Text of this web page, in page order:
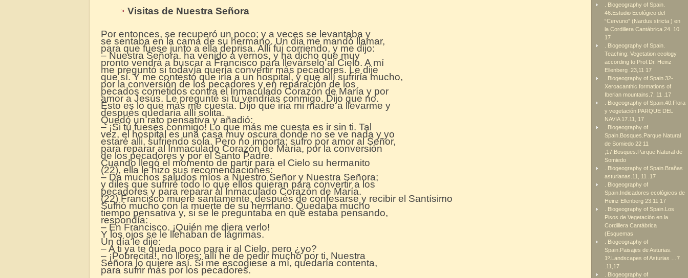
Visitas de Nuestra Señora
Por entonces, se recuperó un poco; y a veces se levantaba y
se sentaba en la cama de su hermano. Un dia me mandó llamar,
para que fuese junto a ella deprisa. Allí fui corriendo, y me dijo:
– Nuestra Señora. ha venido a vernos, y ha dicho que muy
pronto vendrá a buscar a Francisco para llevárselo al Cielo. A mí
me preguntó si todavía quería convertir más pecadores. Le dije
que sí. Y me contestó que iría a un hospital, y que allí sufriría mucho,
por la conversión de los pecadores y en reparación de los
pecados cometidos contra el Inmaculado Corazón de María y por
amor a Jesús. Le pregunté si tú vendrías conmigo. Dijo que no.
Esto es lo que más me cuesta. Dijo que iría mi madre a llevarme y
después quedaría allí solita.
Quedó un rato pensativa y añadió:
– ¡Si tú fueses conmigo! Lo que más me cuesta es ir sin ti. Tal
vez, el hospital es una casa muy oscura donde no se ve nada y yo
estaré alli, sufriendo sola. Pero no importa; sufro por amor al Señor,
para reparar al Inmaculado Corazón de María, por la conversión
de los pecadores y por el Santo Padre.
Cuando llegó el momento de partir para el Cielo su hermanito
(22), ella le hizo sus recomendaciones:
– Da muchos saludos míos a Nuestro Señor y Nuestra Señora;
y diles que sufriré todo lo que ellos quieran para convertir a los
pecadores y para reparar al Inmaculado Corazón de María.
(22) Francisco muere santamente, después de confesarse y recibir el Santísimo
Sufrió mucho con la muerte de su hermano. Quedaba mucho
tiempo pensativa y, si se le preguntaba en qué estaba pensando,
respondía:
– En Francisco. ¡Quién me diera verlo!
Y los ojos se le llenaban de lágrimas.
Un día le dije:
– A ti ya te queda poco para ir al Cielo, pero ¿yo?
– ¡Pobrecita!, no llores; allí he de pedir mucho por ti. Nuestra
Señora lo quiere así. Si me escogiese a mí, quedaría contenta,
para sufrir más por los pecadores.
. Biogeography of Spain.
46.Estudio Ecológico del
“Cervuno” (Nardus stricta ) en
la Cordillera Cantábrica 24. 10.
17
. Biogeography of Spain.
Teaching: Vegetation ecology
according to Prof.Dr. Heinz
Ellenberg .23,11 17
. Biogeography of Spain.32-
Xeroacanthic formations of
Iberian mountains.7, 11 .17
. Biogeography of Spain.40.Flora
y vegetación.PARQUE DEL
NAVIA 17.11, 17
. Biogeography of
Spain.Bosques.Parque Natural
de Somiedo 22 11
,17,Bosques.Parque Natural de
Somiedo
. Biogeography of Spain.Brañas
asturianas.11, 11 .17
. Biogeography of
Spain.Indicadores ecológicos de
Heinz Ellenberg 23.11 17
. Biogeography of Spain.Los
Pisos de Vegetación en la
Cordillera Cantábrica
(Esquemas
. Biogeography of
Spain.Paisajes de Asturias.
1º.Landscapes of Asturias …7
.11,17
. Biogeography of